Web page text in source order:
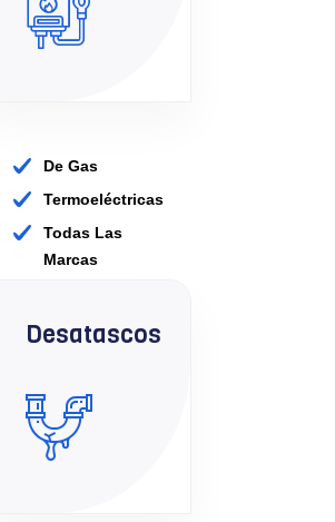
De Gas
Termoeléctricas
Todas Las
Marcas
Desatascos